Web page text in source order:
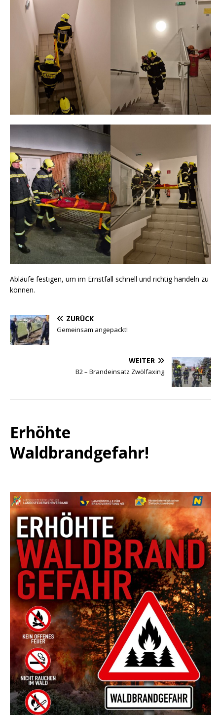
Abläufe festigen, um im Ernstfall schnell und richtig handeln zu
können.
ZURÜCK
Gemeinsam angepackt!
WEITER
B2 – Brandeinsatz Zwölfaxing
Erhöhte
Waldbrandgefahr!